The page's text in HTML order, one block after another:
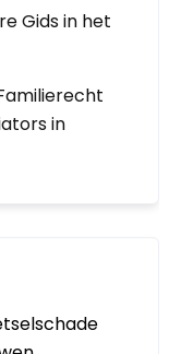
Gids in het
in